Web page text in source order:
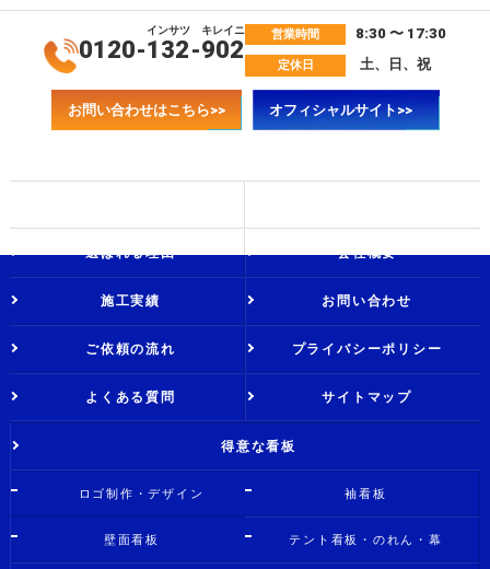
0120-132
インサツ
-902
キレイニ 営業時間 8:30 〜 17:30
定休日 土、日、祝
お問い合わせはこちら>> オフィシャルサイト>>
選ばれる理由 会社概要
施工実績 お問い合わせ
ご依頼の流れ プライバシーポリシー
よくある質問 サイトマップ
得意な看板
ロゴ制作・デザイン 袖看板
壁面看板 テント看板・のれん・幕